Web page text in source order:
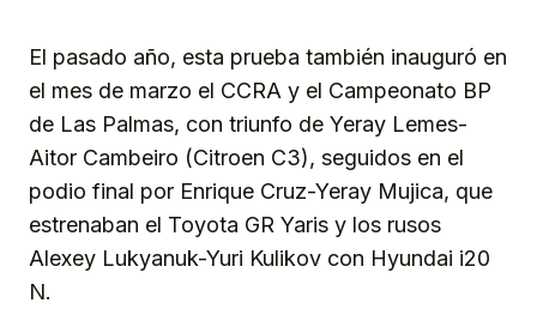
El pasado año, esta prueba también inauguró en
el mes de marzo el CCRA y el Campeonato BP
de Las Palmas, con triunfo de Yeray Lemes-
Aitor Cambeiro (Citroen C3), seguidos en el
podio final por Enrique Cruz-Yeray Mujica, que
estrenaban el Toyota GR Yaris y los rusos
Alexey Lukyanuk-Yuri Kulikov con Hyundai i20
N.